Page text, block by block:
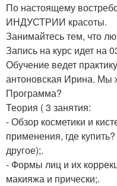
По настоящему
ИНДУСТРИИ красоты.
Занимайтесь тем, что
Запись на курс идет на
Обучение ведет
антоновская Ирина. Мы
Программа?
Теория ( 3 занятия:
- Обзор косметики и
применения, где
другое);.
- Формы лиц и их
макияжа и прически;.